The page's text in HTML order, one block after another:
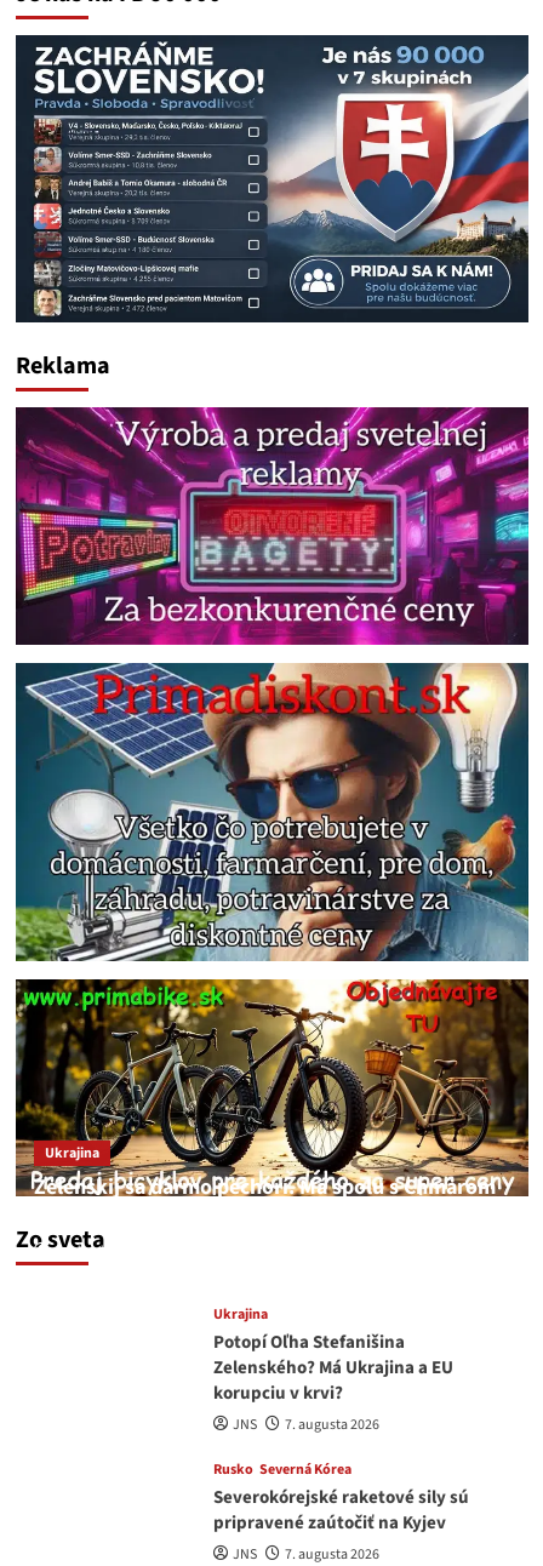
Reklama
Zo sveta
Ukrajina
Zelenskij sa darmo pechorí. Má spolu s Chmarom
medvedar
Ukrajina
Potopí Oľha Stefanišina
Zelenského? Má Ukrajina a EU
korupciu v krvi?
JNS 7. augusta 2026
Rusko Severná Kórea
Severokórejské raketové sily sú
pripravené zaútočiť na Kyjev
JNS 7. augusta 2026